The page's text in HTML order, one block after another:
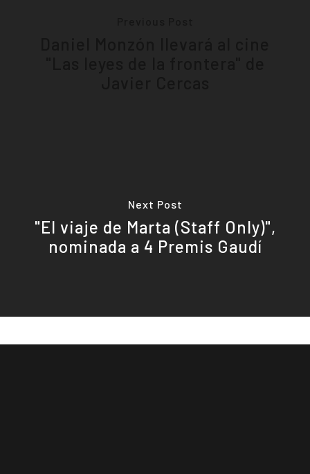
Next Post
"El viaje de Marta (Staff Only)",
nominada a 4 Premis Gaudí